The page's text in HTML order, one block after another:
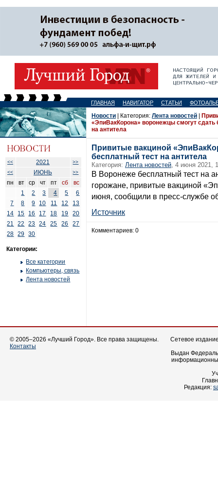
ГЛАВНАЯ НАВИГАТОР СТАТЬИ
<< 2021
>>
<<
ИЮНЬ >>
пн вт ср чт пт сб
вс
1
2 3 4 5
6
7
8 9 10 11 12
13
14
15 16 17 18 19
20
21
22 23 24 25 26
27
28
29 30
Категории:
Все категории
Компьютеры, связь
Лента новостей
Новости | Категория: Лента новостей
«ЭпиВакКорона» воронежцы смогут сдать
на антитела
Привитые вакциной
бесплатный тест на антитела
Категория: Лента новостей, 4 июня 2021,
В Воронеже бесплатный тест на
горожане, привитые вакциной
июня, сообщили в пресс-службе
Источник
Комментариев: 0
© 2005–2026 «Лучший Город». Все права защищены.
Контакты
Сетевое
Выдан
Редакция: